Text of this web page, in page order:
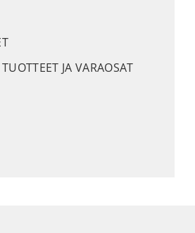
JA VARAOSAT